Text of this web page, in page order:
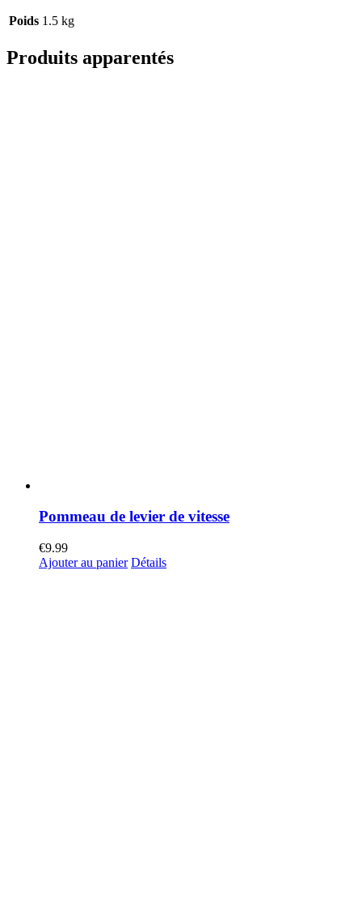
Poids 1.5 kg
Produits apparentés
Pommeau de levier de vitesse
€9.99
Ajouter au panier Détails